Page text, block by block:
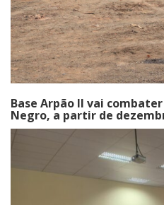
Base Arpão II vai
Negro, a partir de